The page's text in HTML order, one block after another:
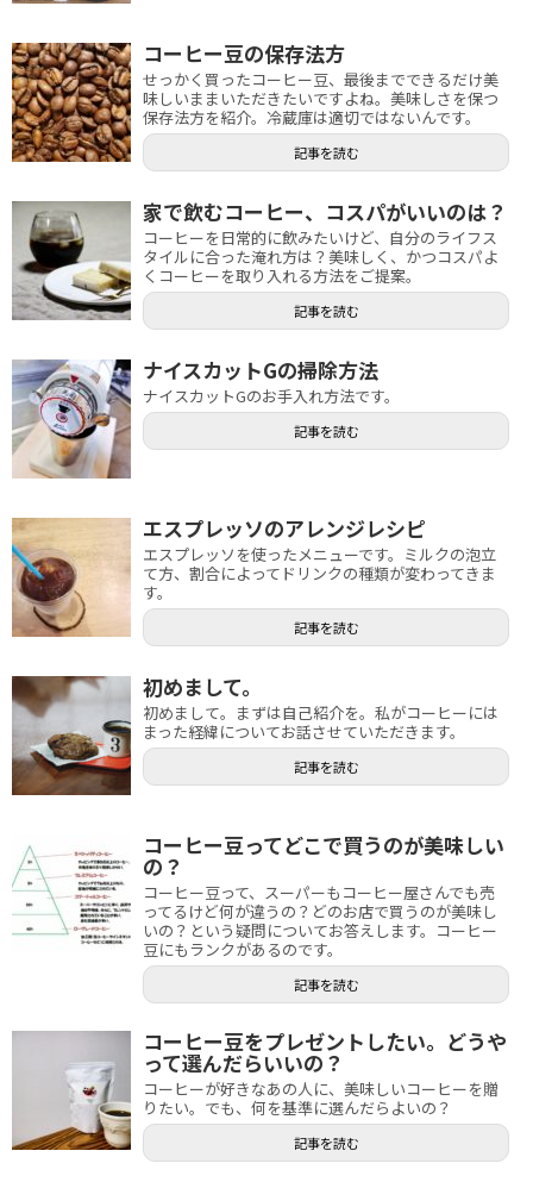
コーヒー豆の保存法方
せっかく買ったコーヒー豆、最後までできるだけ美
味しいままいただきたいですよね。美味しさを保つ
保存法方を紹介。冷蔵庫は適切ではないんです。
記事を読む
家で飲むコーヒー、コスパがいいのは？
コーヒーを日常的に飲みたいけど、自分のライフス
タイルに合った淹れ方は？美味しく、かつコスパよ
くコーヒーを取り入れる方法をご提案。
記事を読む
ナイスカットGの掃除方法
ナイスカットGのお手入れ方法です。
記事を読む
エスプレッソのアレンジレシピ
エスプレッソを使ったメニューです。ミルクの泡立
て方、割合によってドリンクの種類が変わってきま
す。
記事を読む
初めまして。
初めまして。まずは自己紹介を。私がコーヒーには
まった経緯についてお話させていただきます。
記事を読む
コーヒー豆ってどこで買うのが美味しい
の？
コーヒー豆って、スーパーもコーヒー屋さんでも売
ってるけど何が違うの？どのお店で買うのが美味し
いの？という疑問についてお答えします。コーヒー
豆にもランクがあるのです。
記事を読む
コーヒー豆をプレゼントしたい。どうや
って選んだらいいの？
コーヒーが好きなあの人に、美味しいコーヒーを贈
りたい。でも、何を基準に選んだらよいの？
記事を読む